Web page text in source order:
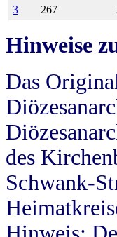
3
267
Hinweise
Das
des
Schwank-